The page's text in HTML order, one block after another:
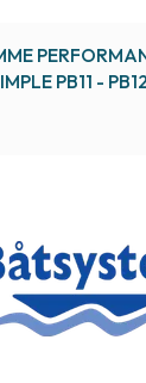
PB11 -